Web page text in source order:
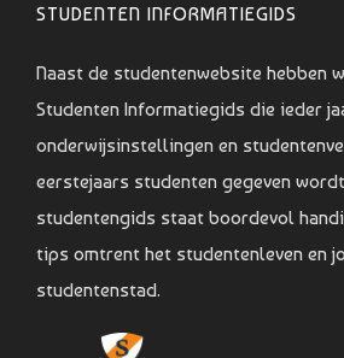
STUDENTEN INFORMATIEGIDS
Naast de studentenwebsite hebben
Studenten Informatiegids die ieder
onderwijsinstellingen en
eerstejaars studenten gegeven
studentengids staat boordevol
tips omtrent het studentenleven en
studentenstad.